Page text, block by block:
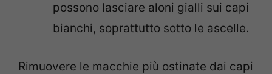
possono lasciare aloni gialli sui capi
bianchi, soprattutto sotto le ascelle.
Rimuovere le macchie più ostinate dai capi